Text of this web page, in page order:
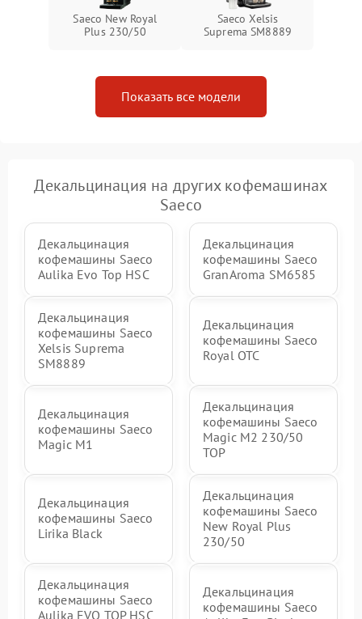
Saeco New Royal
Plus 230/50
Saeco Xelsis
Suprema SM8889
Показать все модели
Декальцинация на других кофемашинах
Saeco
Декальцинация
кофемашины Saeco
Aulika Evo Top HSC
Декальцинация
кофемашины Saeco
GranAroma SM6585
Декальцинация
кофемашины Saeco
Xelsis Suprema
SM8889
Декальцинация
кофемашины Saeco
Royal OTC
Декальцинация
кофемашины Saeco
Magic M1
Декальцинация
кофемашины Saeco
Magic M2 230/50
TOP
Декальцинация
кофемашины Saeco
Lirika Black
Декальцинация
кофемашины Saeco
New Royal Plus
230/50
Декальцинация
кофемашины Saeco
Aulika EVO TOP HSC
Декальцинация
кофемашины Saeco